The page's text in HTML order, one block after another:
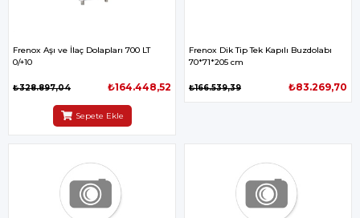
Frenox Aşı ve İlaç Dolapları 700 LT
0/+10
₺164.448,52
₺328.897,04
Sepete Ekle
Frenox Dik Tip Tek Kapılı Buzdolabı
70*71*205 cm
₺83.269,70
₺166.539,39